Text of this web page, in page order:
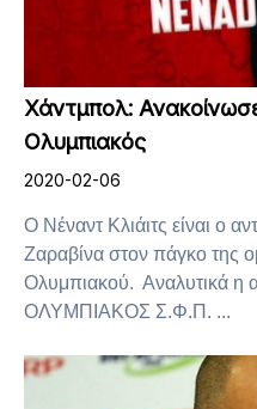
Χάντμπολ:
Ολυμπιακός
2020-02-06
Ο Νέναντ Κλιάιτς είναι ο
Ζαραβίνα στον πάγκο της
Ολυμπιακού. Αναλυτικά η
ΟΛΥΜΠΙΑΚΟΣ Σ.Φ.Π. ...